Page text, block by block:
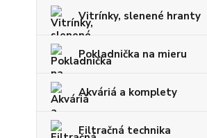
Vitrínky, slenené hranty
Pokladnička na mieru
Akváriá a komplety
Filtračná technika